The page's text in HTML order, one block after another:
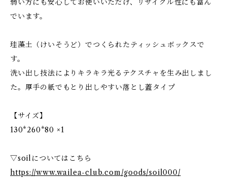
弱い方にも安心してお使いいただけ、リサイクル性にも富ん
でいます。
珪藻土（けいそうど）でつくられたティッシュボックスで
す。
洗い出し技法によりキラキラ光るテクスチャを生み出しまし
た。厚手の紙でもとり出しやすい落とし蓋タイプ
【サイズ】
130*260*80 ×1
▽soilについてはこちら
https://www.wailea-club.com/goods/soil000/